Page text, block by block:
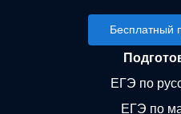
Бесплатный
ЕГЭ по
ЕГЭ по